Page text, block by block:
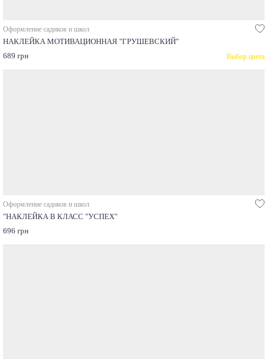
Оформление садиков и школ
НАКЛЕЙКА МОТИВАЦИОННАЯ "ГРУШЕВСКИЙ"
689 грн
Выбор цвета
Оформление садиков и школ
"НАКЛЕЙКА В КЛАСС "УСПЕХ"
696 грн